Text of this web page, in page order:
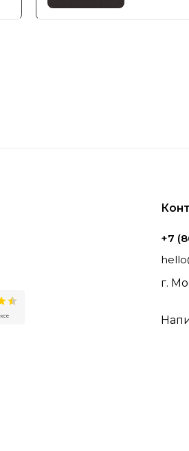
+7
г.